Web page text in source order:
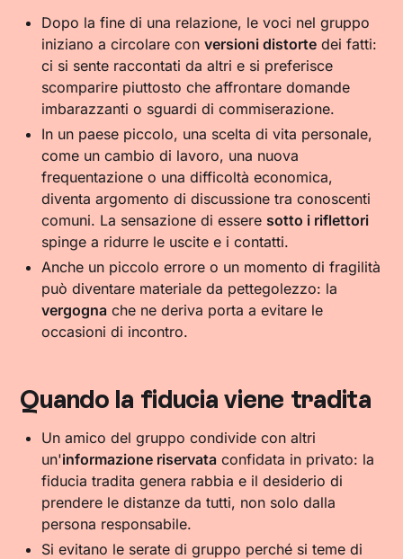
Dopo la fine di una relazione, le voci nel gruppo
iniziano a circolare conversioni distorte dei fatti:
ci si sente raccontati da altri e si preferisce
scomparire piuttosto che affrontare domande
imbarazzanti o sguardi di commiserazione.
In un paese piccolo, una scelta di vita personale,
come un cambio di lavoro, una nuova
frequentazione o una difficoltà economica,
diventa argomento di discussione tra conoscenti
comuni. La sensazione di essere sotto i riflettori
spinge a ridurre le uscite e i contatti.
Anche un piccolo errore o un momento di fragilità
può diventare materiale da pettegolezzo: la
vergogna che ne deriva porta a evitare le
occasioni di incontro.
Quando la fiducia viene tradita
Un amico del gruppo condivide con altri
un'informazione riservata confidata in privato: la
fiducia tradita genera rabbia e il desiderio di
prendere le distanze da tutti, non solo dalla
persona responsabile.
Si evitano le serate di gruppo perché si teme di